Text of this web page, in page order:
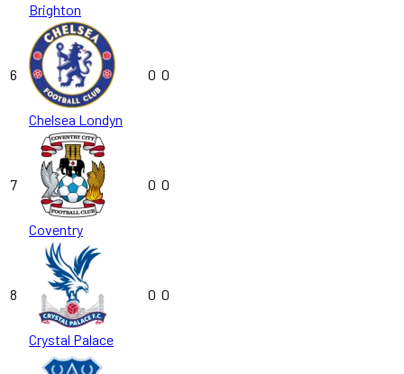
Brighton
6
Chelsea Londyn
0 0
7
Coventry
0 0
8
Crystal Palace
0 0